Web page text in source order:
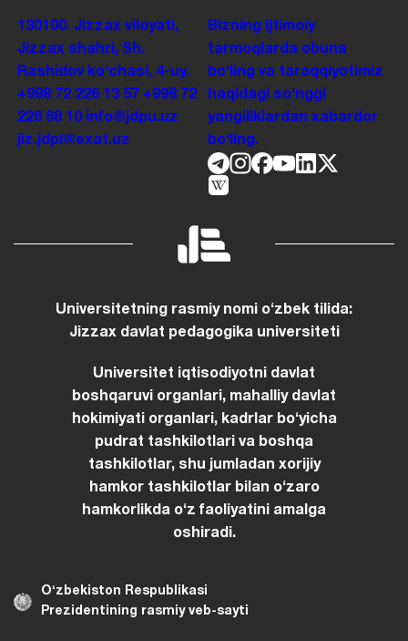
130100. Jizzax viloyati,
Jizzax shahri, Sh.
Rashidov koʻchasi, 4-uy.
+998 72 226 13 57 +998 72
226 68 10
info@jdpu.uz
jiz.jdpi@exat.uz
Bizning ijtimoiy
tarmoqlarda obuna
boʻling va taraqqiyotimiz
haqidagi soʻnggi
yangiliklardan xabardor
boʻling.
Universitetning rasmiy nomi oʻzbek tilida:
Jizzax davlat pedagogika universiteti
Universitet iqtisodiyotni davlat
boshqaruvi organlari, mahalliy davlat
hokimiyati organlari, kadrlar boʻyicha
pudrat tashkilotlari va boshqa
tashkilotlar, shu jumladan xorijiy
hamkor tashkilotlar bilan oʻzaro
hamkorlikda oʻz faoliyatini amalga
oshiradi.
Oʻzbekiston Respublikasi
Prezidentining rasmiy veb-sayti